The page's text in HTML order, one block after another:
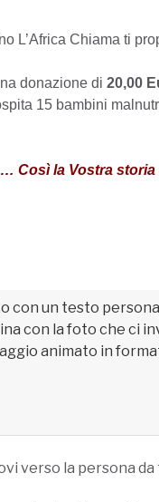
L’Africa Chiama ti
donazione di 20,00
15 bambini
… Così la Vostra storia
con un testo
con la foto che ci
animato in
verso la persona